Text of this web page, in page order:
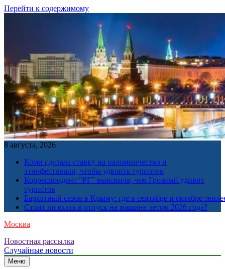
Перейти к содержимому
8 августа, 2026
Коми сделала ставку на паломничество и
этнофестивали, чтобы удвоить турпоток
Корреспондент “РГ” выяснила, чем Грозный удивит
туристов
Бархатный сезон в Крыму: где в сентябре и октябре
Стоит ли ехать в отпуск на машине летом 2026 года?
Москва
Новостная рассылка
Случайные новости
Меню